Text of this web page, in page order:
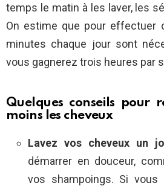
temps le matin à les laver, les
On estime que pour effectuer
minutes chaque jour sont
vous gagnerez trois heures par
Quelques conseils pour
moins les cheveux
Lavez vos cheveux un
démarrer en douceur,
vos shampoings. Si vous